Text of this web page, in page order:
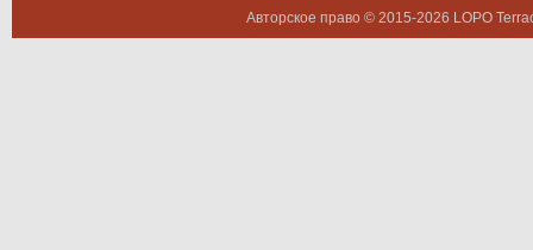
Авторское право © 2015-2026 LOPO